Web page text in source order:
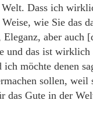
Dass ich
wie Sie das
aber auch
und das ist wirklich
möchte denen
sollen, weil
das Gute in der